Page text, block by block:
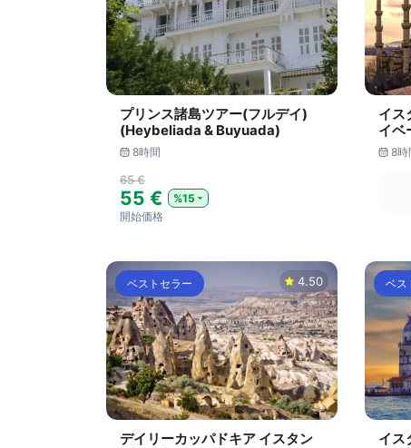
プリンス諸島ツアー(フルデイ)
(Heybeliada & Buyuada)
8時間
65 €
55 €
%15
開始価格
イス
イベ
8時
ベストセラー 4.50
デイリーカッパドキア イスタン
ベス
イス